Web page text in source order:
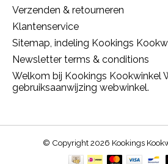
Verzenden & retourneren
Klantenservice
Sitemap, indeling Kookings
Newsletter terms & conditions
Welkom bij Kookings Kookwinkel
gebruiksaanwijzing webwinkel.
© Copyright 2026 Kookings